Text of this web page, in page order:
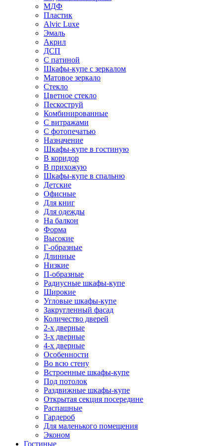
МДФ
Пластик
Alvic Luxe
Эмаль
Акрил
ДСП
С патиной
Шкафы-купе с зеркалом
Матовое зеркало
Стекло
Цветное стекло
Пескоструй
Комбинированные
С витражами
С фотопечатью
Назначение
Шкафы-купе в гостиную
В коридор
В прихожую
Шкафы-купе в спальню
Детские
Офисные
Для книг
Для одежды
На балкон
Форма
Высокие
Г-образные
Длинные
Низкие
П-образные
Радиусные шкафы-купе
Широкие
Угловые шкафы-купе
Закругленный фасад
Количество дверей
2-х дверные
3-х дверные
4-х дверные
Особенности
Во всю стену
Встроенные шкафы-купе
Под потолок
Раздвижные шкафы-купе
Открытая секция посередине
Распашные
Гардероб
Для маленького помещения
Эконом
Гостиные